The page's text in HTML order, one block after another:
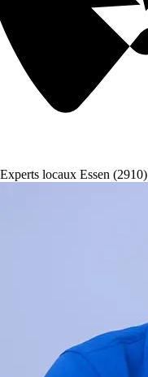
Experts locaux Essen (2910)